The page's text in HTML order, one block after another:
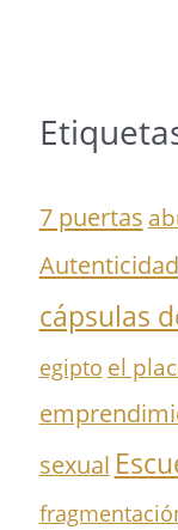
7 puertas
Autenticidad
cápsulas
egipto el
sexual